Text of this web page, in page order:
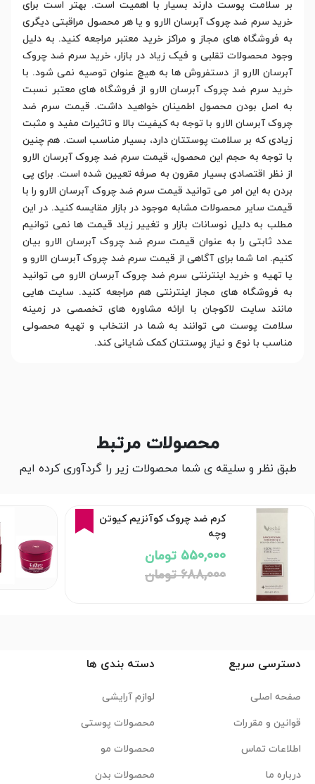
بر سلامت پوست دارند بسیار با اهمیت است. بهتر است برای
خرید سرم ضد چروک آبرسان الارو و یا هر محصول مراقبتی دیگری
به فروشگاه های مجاز و مراکز خرید معتبر مراجعه کنید. به دلیل
وجود محصولات تقلبی و فیک زیاد در بازار، خرید سرم ضد چروک
آبرسان الارو از دستفروش ها به هیچ عنوان توصیه نمی شود. با
خرید سرم ضد چروک آبرسان الارو از فروشگاه های معتبر نسبت
به اصل بودن محصول اطمینان خواهید داشت. قیمت سرم ضد
چروک آبرسان الارو با توجه به کیفیت بالا و تاثیرات مفید و مثبت
زیادی که بر سلامت پوستتان دارد، بسیار مناسب است. هم چنین
با توجه به حجم این محصول، قیمت سرم ضد چروک آبرسان الارو
از نظر اقتصادی بسیار مقرون به صرفه تعیین شده است. برای پی
بردن به این امر می توانید قیمت سرم ضد چروک آبرسان الارو را با
قیمت سایر محصولات مشابه موجود در بازار مقایسه کنید. در این
مطلب به دلیل نوسانات بازار و تغییر زیاد قیمت ها نمی توانیم
عدد ثابتی را به عنوان قیمت سرم ضد چروک آبرسان الارو بیان
کنیم. اما شما برای آگاهی از قیمت سرم ضد چروک آبرسان الارو و
یا تهیه و خرید اینترنتی سرم ضد چروک آبرسان الارو می توانید
به فروشگاه های مجاز اینترنتی هم مراجعه کنید. سایت هایی
مانند سایت لاکوجان با ارائه مشاوره های تخصصی در زمینه
سلامت پوست می توانند به شما در انتخاب و تهیه محصولی
مناسب با نوع و نیاز پوستتان کمک شایانی کند.
محصولات مرتبط
طبق نظر و سلیقه ی شما محصولات زیر را گردآوری کرده ایم
کرم ضد چروک کوآنزیم کیوتن
وچه
550,000 تومان
688,000 تومان
دسترسی سریع
صفحه اصلی
قوانین و مقررات
اطلاعات تماس
درباره ما
دسته بندی ها
لوازم آرایشی
محصولات پوستی
محصولات مو
محصولات بدن